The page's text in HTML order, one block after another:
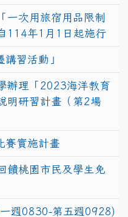
一次用旅宿用品限制
114年1月1日起施行
習活動」
辦理「2023海洋教育
明研習計畫（第2場
賽實施計畫
饋桃園市民及學生免
週0830-第五週0928)